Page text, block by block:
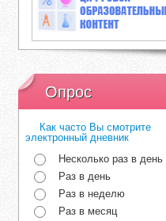
Опрос
Как часто Вы смотрите
электронный дневник
Несколько раз в день
Раз в день
Раз в неделю
Раз в месяц